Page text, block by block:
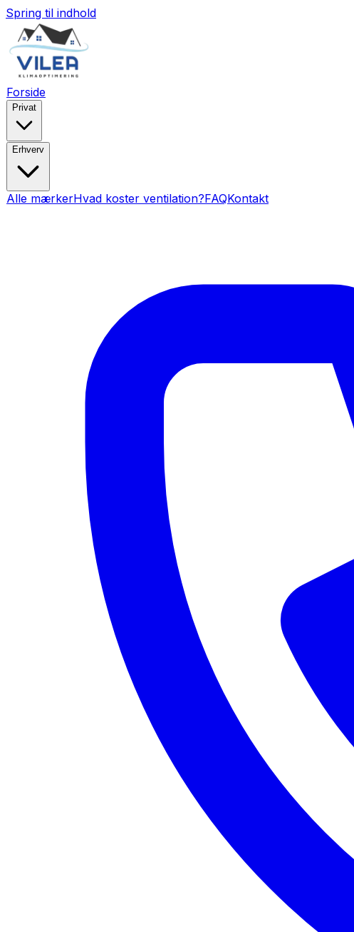
Spring til indhold
Forside
Privat
Erhverv
Alle mærkerHvad koster ventilation?FAQKontakt